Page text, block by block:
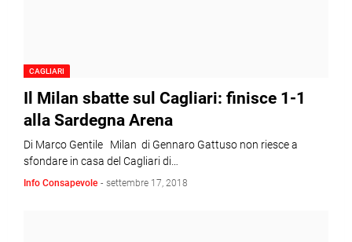
CAGLIARI
Il Milan sbatte sul Cagliari: finisce 1-1
alla Sardegna Arena
Di Marco Gentile Milan di Gennaro Gattuso non riesce a
sfondare in casa del Cagliari di…
Info Consapevole - settembre 17, 2018